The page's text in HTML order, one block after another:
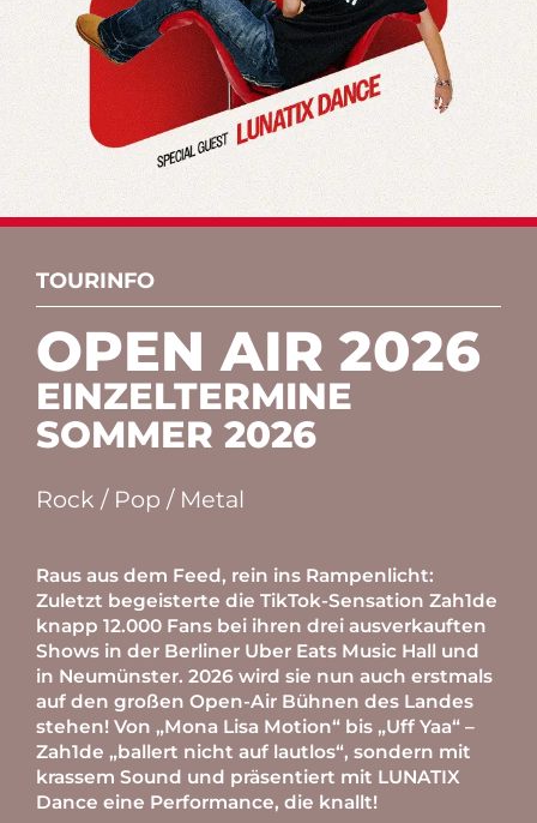
TOURINFO
OPEN AIR 2026
EINZELTERMINE
SOMMER 2026
Rock / Pop / Metal
Raus aus dem Feed, rein ins Rampenlicht:
Zuletzt begeisterte die TikTok-Sensation Zah1de
knapp 12.000 Fans bei ihren drei ausverkauften
Shows in der Berliner Uber Eats Music Hall und
in Neumünster. 2026 wird sie nun auch erstmals
auf den großen Open-Air Bühnen des Landes
stehen! Von „Mona Lisa Motion“ bis „Uff Yaa“ –
Zah1de „ballert nicht auf lautlos“, sondern mit
krassem Sound und präsentiert mit LUNATIX
Dance eine Performance, die knallt!